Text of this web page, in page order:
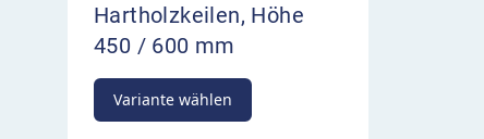
Hartholzkeilen, Höhe
450 / 600 mm
Variante wählen